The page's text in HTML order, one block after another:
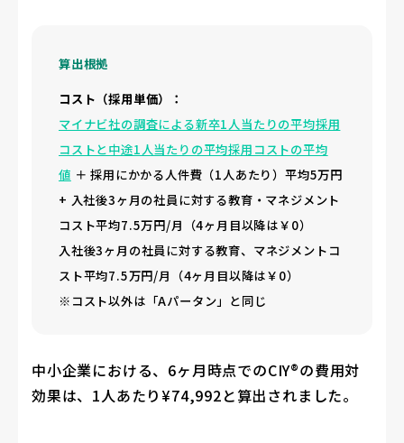
算出根拠
コスト（採用単価）：
マイナビ社の調査による新卒1人当たりの平均採用
コストと中途1人当たりの平均採用コストの平均
値 ＋採用にかかる人件費（1人あたり）平均5万円
+ 入社後3ヶ月の社員に対する教育・マネジメント
コスト平均7.5万円/月（4ヶ月目以降は￥0）
入社後3ヶ月の社員に対する教育、マネジメントコ
スト平均7.5万円/月（4ヶ月目以降は￥0）
※コスト以外は「Aパータン」と同じ
中小企業における、6ヶ月時点でのCIY®の費用対
効果は、1人あたり¥74,992と算出されました。